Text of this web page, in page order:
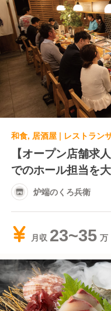
【オープン店舗求
でのホール担当を
炉端のくろ兵衛
月収 23~35